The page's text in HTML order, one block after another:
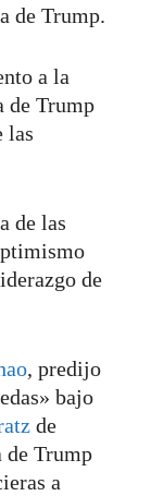
de Trump.
a la
de Trump
las
de las
de
, predijo
bajo
de
Trump
a